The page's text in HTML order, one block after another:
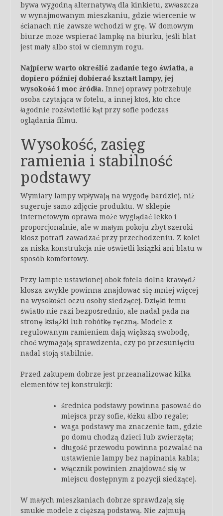
bywa wygodną alternatywą dla kinkietu, zwłaszcza
w wynajmowanym mieszkaniu, gdzie wiercenie w
ścianach nie zawsze wchodzi w grę. W domowym
biurze może wspierać lampkę na biurku, jeśli blat
jest mały albo stoi w ciemnym rogu.
Najpierw warto określić zadanie tego światła, a
dopiero później dobierać kształt lampy, jej
wysokość i moc źródła. Innej oprawy potrzebuje
osoba czytająca w fotelu, a innej ktoś, kto chce
łagodnie rozświetlić kąt przy sofie podczas
oglądania filmu.
Wysokość, zasięg
ramienia i stabilność
podstawy
Wymiary lampy wpływają na wygodę bardziej, niż
sugeruje samo zdjęcie produktu. W sklepie
internetowym oprawa może wyglądać lekko i
proporcjonalnie, ale w małym pokoju zbyt szeroki
klosz potrafi zawadzać przy przechodzeniu. Z kolei
za niska konstrukcja nie oświetli książki ani blatu w
sposób komfortowy.
Przy lampie ustawionej obok fotela dolna krawędź
klosza zwykle powinna znajdować się mniej więcej
na wysokości oczu osoby siedzącej. Dzięki temu
światło nie razi bezpośrednio, ale nadal pada na
stronę książki lub robótkę ręczną. Modele z
regulowanym ramieniem dają większą swobodę,
choć wymagają sprawdzenia, czy po przesunięciu
nadal stoją stabilnie.
Przed zakupem dobrze jest przeanalizować kilka
elementów tej konstrukcji:
średnica podstawy powinna pasować do
miejsca przy sofie, łóżku albo regale;
waga podstawy ma znaczenie tam, gdzie
po domu chodzą dzieci lub zwierzęta;
długość przewodu powinna pozwalać na
ustawienie lampy bez napinania kabla;
włącznik powinien znajdować się w
miejscu dostępnym z pozycji siedzącej.
W małych mieszkaniach dobrze sprawdzają się
smukłe modele z cięższą podstawą. Nie zajmują